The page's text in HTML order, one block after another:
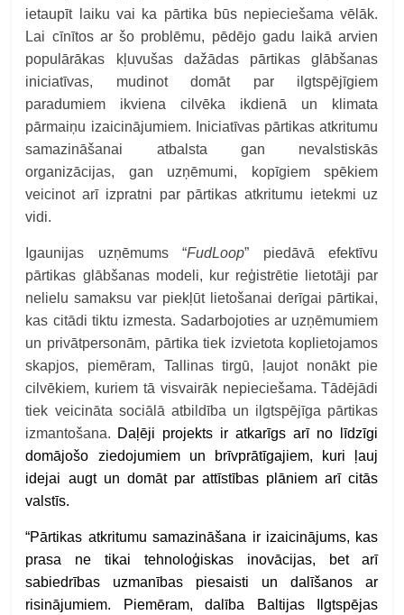
ietaupīt laiku vai ka pārtika būs nepieciešama vēlāk.
Lai cīnītos ar šo problēmu, pēdējo gadu laikā arvien
populārākas kļuvušas dažādas pārtikas glābšanas
iniciatīvas, mudinot domāt par ilgtspējīgiem
paradumiem ikviena cilvēka ikdienā un klimata
pārmaiņu izaicinājumiem. Iniciatīvas pārtikas atkritumu
samazināšanai atbalsta gan nevalstiskās
organizācijas, gan uzņēmumi, kopīgiem spēkiem
veicinot arī izpratni par pārtikas atkritumu ietekmi uz
vidi.
Igaunijas uzņēmums “FudLoop” piedāvā efektīvu
pārtikas glābšanas modeli, kur reģistrētie lietotāji par
nelielu samaksu var piekļūt lietošanai derīgai pārtikai,
kas citādi tiktu izmesta. Sadarbojoties ar uzņēmumiem
un privātpersonām, pārtika tiek izvietota koplietojamos
skapjos, piemēram, Tallinas tirgū, ļaujot nonākt pie
cilvēkiem, kuriem tā visvairāk nepieciešama. Tādējādi
tiek veicināta sociālā atbildība un ilgtspējīga pārtikas
izmantošana. Daļēji projekts ir atkarīgs arī no līdzīgi
domājošo ziedojumiem un brīvprātīgajiem, kuri ļauj
idejai augt un domāt par attīstības plāniem arī citās
valstīs.
“Pārtikas atkritumu samazināšana ir izaicinājums, kas
prasa ne tikai tehnoloģiskas inovācijas, bet arī
sabiedrības uzmanības piesaisti un dalīšanos ar
risinājumiem. Piemēram, dalība Baltijas Ilgtspējas